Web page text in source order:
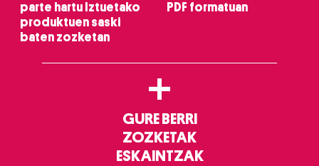
parte hartu Iztuetako
produktuen saski
baten zozketan
PDF formatuan
+
GURE BERRI
ZOZKETAK
ESKAINTZAK